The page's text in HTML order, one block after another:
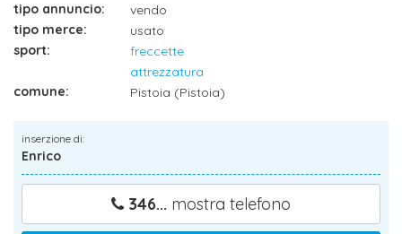
tipo annuncio:
vendo
tipo merce:
usato
sport:
freccette
attrezzatura
comune:
Pistoia (Pistoia)
inserzione di:
Enrico
346... mostra telefono